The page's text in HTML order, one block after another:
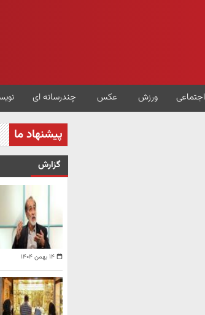
اجتماعی ورزش عکس چندرسانه ای
پیشنهاد ما
گزارش
۱۴ بهمن ۱۴۰۴